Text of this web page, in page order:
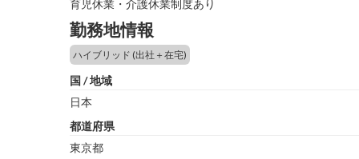
育児休業・介護休業制度あり
勤務地情報
ハイブリッド (出社＋在宅)
国 / 地域
日本
都道府県
東京都